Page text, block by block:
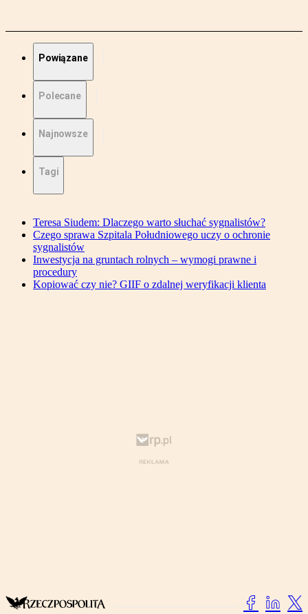
Powiązane
Polecane
Najnowsze
Tagi
Teresa Siudem: Dlaczego warto słuchać sygnalistów?
Czego sprawa Szpitala Południowego uczy o ochronie
sygnalistów
Inwestycja na gruntach rolnych – wymogi prawne i
procedury
Kopiować czy nie? GIIF o zdalnej weryfikacji klienta